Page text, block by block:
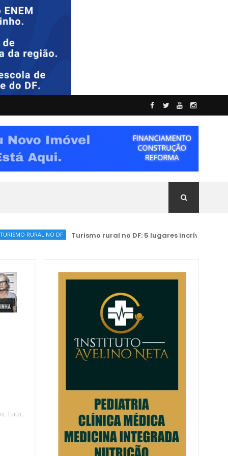
DF Turismo rural no DF: 5 lugares incríveis perto de Brasília
, Luto,